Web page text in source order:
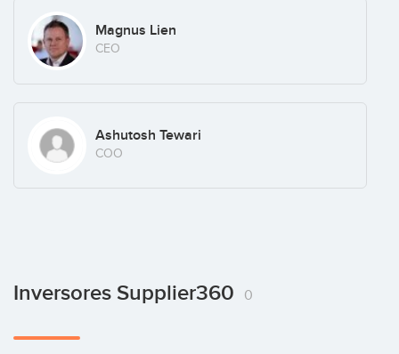
Magnus Lien
CEO
Ashutosh Tewari
COO
Inversores Supplier360 0